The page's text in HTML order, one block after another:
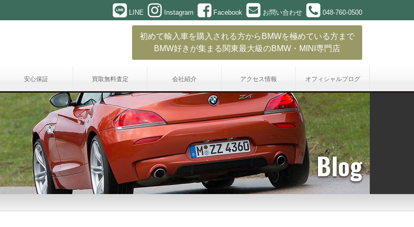
LINE Instagram Facebook お問い合わせ 048-760-0500
初めて輸入車を購入される方からBMWを極めている方まで
BMW好きが集まる関東最大級のBMW・MINI専門店
安心保証 買取無料査定 会社紹介 アクセス情報 オフィシャルブログ
Blog